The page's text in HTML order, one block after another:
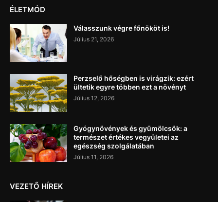
ÉLETMÓD
Válasszunk végre főnököt is!
Július 21, 2026
Perzselő hőségben is virágzik: ezért
ültetik egyre többen ezt a növényt
Július 12, 2026
Gyógynövények és gyümölcsök: a
természet értékes vegyületei az
egészség szolgálatában
Július 11, 2026
VEZETŐ HÍREK